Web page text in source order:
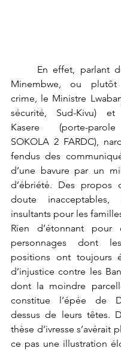
Minembwe, ou
crime, le Ministre
sécurité, Sud-Kivu)
Kasere (porte-
SOKOLA 2 FARDC),
fendus des
d’une bavure par un
d’ébriété. Des propos
doute inacceptables,
insultants pour les
Rien d’étonnant pour
personnages dont
positions ont toujours
d’injustice contre les
dont la moindre
constitue l’épée de
dessus de leurs têtes.
thèse d’ivresse s’avérait
ce pas une illustration